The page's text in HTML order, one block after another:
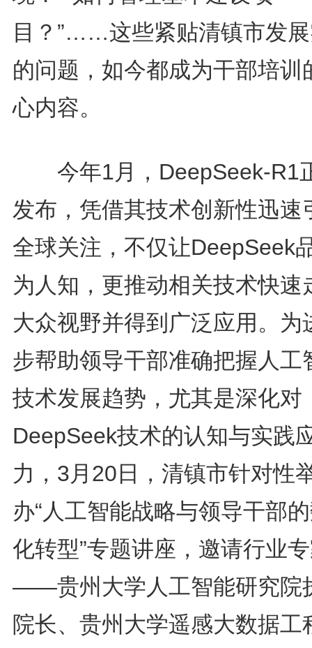
目？”……这些紧贴清镇市发
的问题，如今都成为干部培训
心内容。
今年1月，DeepSeek-R1
发布，凭借其技术创新性迅速
全球关注，不仅让DeepSeek
为人知，更推动相关技术快速
大众视野并得到广泛应用。为
步帮助领导干部准确把握人工
技术发展趋势，尤其是深化对
DeepSeek技术的认知与实践
力，3月20日，清镇市针对性
办“人工智能战略与领导干部
化转型”专题讲座，邀请行业
——贵州大学人工智能研究院
院长、贵州大学遥感大数据工